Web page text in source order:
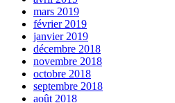
mars 2019
février 2019
janvier 2019
décembre 2018
novembre 2018
octobre 2018
septembre 2018
août 2018